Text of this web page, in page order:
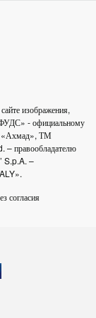
изображения,
- официальному
«Ахмад», ТМ
правообладателю
S.p.A. –
согласия